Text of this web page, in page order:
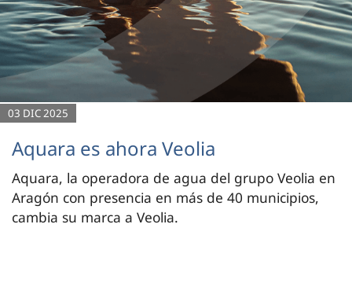
03 DIC 2025
Aquara es ahora Veolia
Aquara, la operadora de agua del grupo Veolia en
Aragón con presencia en más de 40 municipios,
cambia su marca a Veolia.